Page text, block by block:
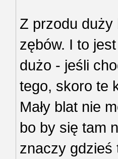
Z przodu duży
zębów. I to
dużo - jeśli
tego, skoro te
Mały blat nie
bo by się tam
znaczy gdzieś